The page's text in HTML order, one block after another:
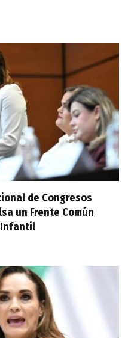
de Congresos
un Frente Común
Infantil